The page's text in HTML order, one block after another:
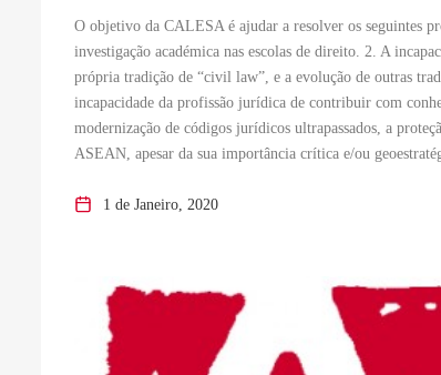
O objetivo da CALESA é ajudar a resolver os seguintes
investigação académica nas escolas de direito. 2. A
própria tradição de “civil law”, e a evolução de outras
incapacidade da profissão jurídica de contribuir com
modernização de códigos jurídicos ultrapassados, a
ASEAN, apesar da sua importância crítica e/ou
1 de Janeiro, 2020